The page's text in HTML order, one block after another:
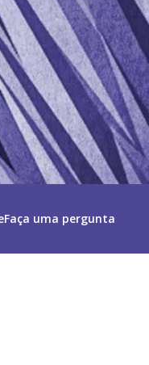
Faça uma pergunta